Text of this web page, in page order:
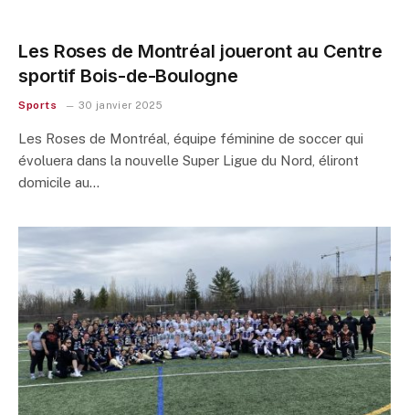
Les Roses de Montréal joueront au Centre
sportif Bois-de-Boulogne
Sports 30 janvier 2025
Les Roses de Montréal, équipe féminine de soccer qui
évoluera dans la nouvelle Super Ligue du Nord, éliront
domicile au…